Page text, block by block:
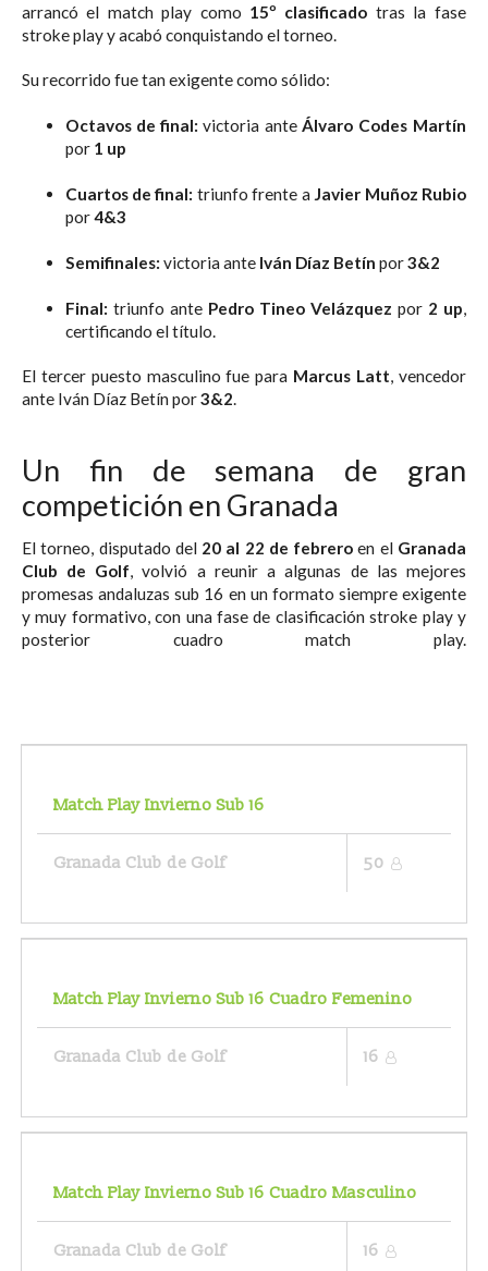
arrancó el match play como 15º clasificado tras la fase
stroke play y acabó conquistando el torneo.
Su recorrido fue tan exigente como sólido:
Octavos de final: victoria ante Álvaro Codes Martín
por 1 up
Cuartos de final: triunfo frente a Javier Muñoz Rubio
por4&3
Semifinales: victoria ante Iván Díaz Betín por3&2
Final: triunfo ante Pedro Tineo Velázquez por 2 up,
certificando el título.
El tercer puesto masculino fue para Marcus Latt, vencedor
ante Iván Díaz Betín por3&2.
Un fin de semana de gran
competición en Granada
El torneo, disputado del 20 al 22 de febrero en el Granada
Club de Golf, volvió a reunir a algunas de las mejores
promesas andaluzas sub 16 en un formato siempre exigente
y muy formativo, con una fase de clasificación stroke play y
Match Play Invierno Sub 16
Granada Club de Golf 50
Match Play Invierno Sub 16 Cuadro Femenino
Granada Club de Golf 16
Match Play Invierno Sub 16 Cuadro Masculino
Granada Club de Golf 16